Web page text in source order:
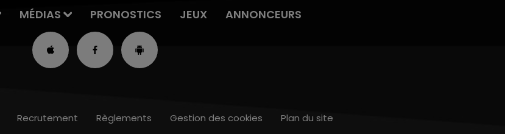
MÉDIAS PRONOSTICS JEUX ANNONCEURS
Recrutement Règlements Gestion des cookies Plan du site